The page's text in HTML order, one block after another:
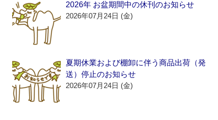
2026年 お盆期間中の休刊のお知らせ
2026年07月24日 (金)
夏期休業および棚卸に伴う商品出荷（発
送）停止のお知らせ
2026年07月24日 (金)